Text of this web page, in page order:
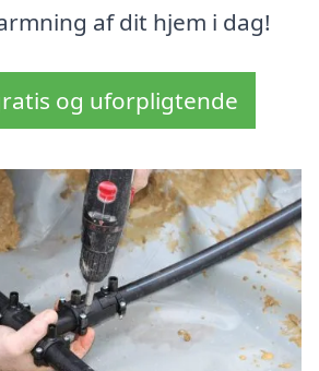
af dit hjem i dag!
og uforpligtende